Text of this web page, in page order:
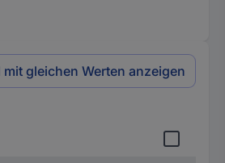
mit gleichen Werten anzeigen